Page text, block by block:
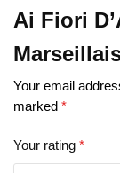
Ai Fiori
Your email
marked *
Your rating *